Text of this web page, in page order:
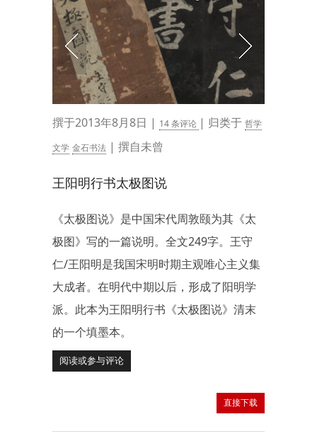
撰于2013年8月8日 | 14 条评论 | 归类于 哲学
文学 金石书法 | 撰自未曾
王阳明行书太极图说
《太极图说》是中国宋代周敦颐为其《太
极图》写的一篇说明。全文249字。王守
仁/王阳明是我国宋明时期主观唯心主义集
大成者。在明代中期以后，形成了阳明学
派。此本为王阳明行书《太极图说》清末
的一个填墨本。
阅读或参与评论
直接下载